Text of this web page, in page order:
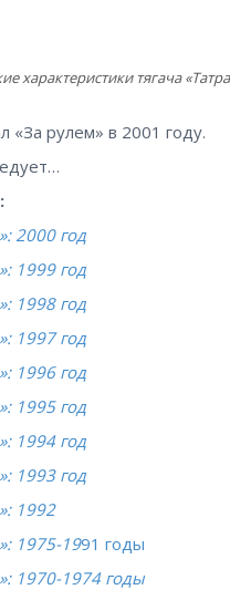
характеристики тягача
«За рулем» в 2001 году.
2000 год
1999 год
1998 год
1997 год
1996 год
1995 год
1994 год
1993 год
1992
1975-1991 годы
1970-1974 годы